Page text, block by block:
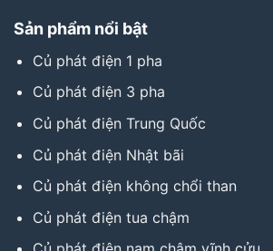
Sản phẩm nổi bật
Củ phát điện 1 pha
Củ phát điện 3 pha
Củ phát điện Trung Quốc
Củ phát điện Nhật bãi
Củ phát điện không chổi than
Củ phát điện tua chậm